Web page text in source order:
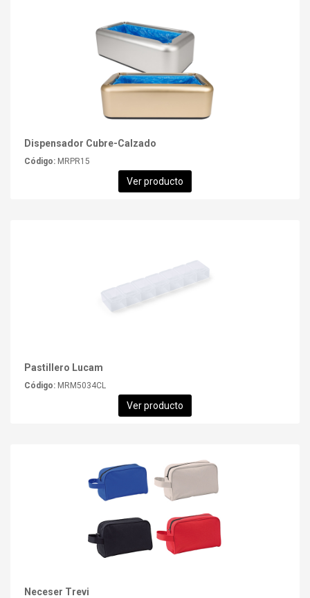
Dispensador Cubre-Calzado
Código: MRPR15
Ver producto
Pastillero Lucam
Código: MRM5034CL
Ver producto
Neceser Trevi